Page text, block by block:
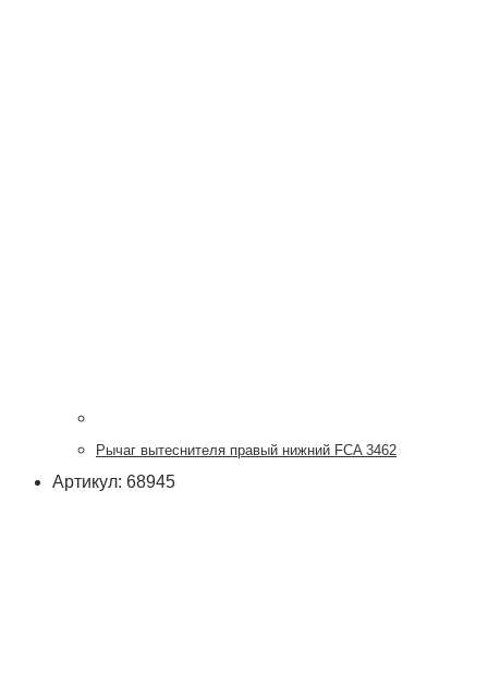
Рычаг вытеснителя правый нижний FCA 3462
Артикул: 68945